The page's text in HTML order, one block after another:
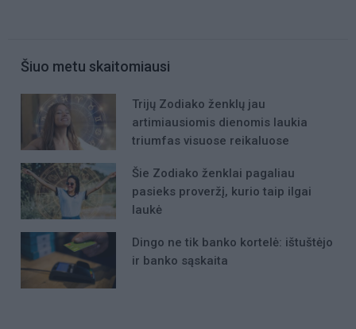
Šiuo metu skaitomiausi
Trijų Zodiako ženklų jau
artimiausiomis dienomis laukia
triumfas visuose reikaluose
Šie Zodiako ženklai pagaliau
pasieks proveržį, kurio taip ilgai
laukė
Dingo ne tik banko kortelė: ištuštėjo
ir banko sąskaita